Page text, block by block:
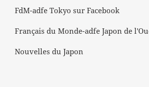
FdM-adfe Tokyo sur Facebook
Français du Monde-adfe Japon de
Nouvelles du Japon